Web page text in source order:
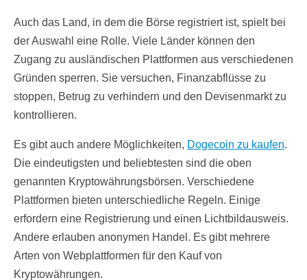
Auch das Land, in dem die Börse registriert ist, spielt bei
der Auswahl eine Rolle. Viele Länder können den
Zugang zu ausländischen Plattformen aus verschiedenen
Gründen sperren. Sie versuchen, Finanzabflüsse zu
stoppen, Betrug zu verhindern und den Devisenmarkt zu
kontrollieren.
Es gibt auch andere Möglichkeiten, Dogecoin zu kaufen.
Die eindeutigsten und beliebtesten sind die oben
genannten Kryptowährungsbörsen. Verschiedene
Plattformen bieten unterschiedliche Regeln. Einige
erfordern eine Registrierung und einen Lichtbildausweis.
Andere erlauben anonymen Handel. Es gibt mehrere
Arten von Webplattformen für den Kauf von
Kryptowährungen.